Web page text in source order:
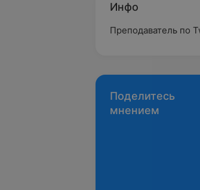
Инфо
Преподаватель по
Поделитесь
мнением